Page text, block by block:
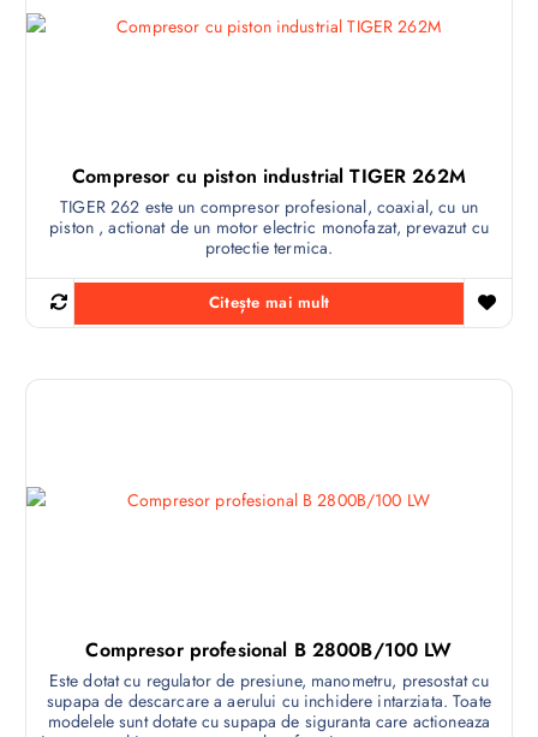
Compresor cu piston industrial TIGER 262M
TIGER 262 este un compresor profesional, coaxial, cu un
piston , actionat de un motor electric monofazat, prevazut cu
protectie termica.
Citește mai mult
Compresor profesional B 2800B/100 LW
Este dotat cu regulator de presiune, manometru, presostat cu
supapa de descarcare a aerului cu inchidere intarziata. Toate
modelele sunt dotate cu supapa de siguranta care actioneaza